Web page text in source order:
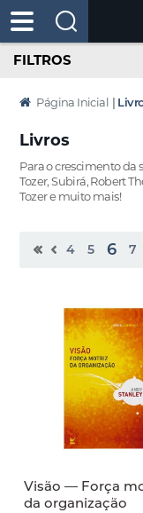
Página Inicial |
FILTROS
Livros
Para o crescimento da
Tozer, Subirá, Robert
Tozer e muito mais!
4 5 6 7
Visão ― Força
da organização